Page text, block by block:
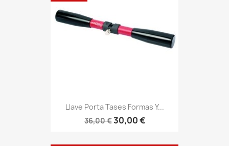
Llave Porta Tases Formas Y...
36,00 €30,00 €